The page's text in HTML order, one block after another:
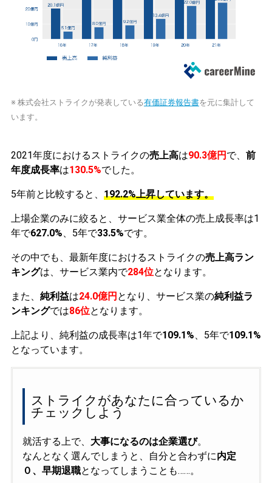
※ 株式会社ストライクが発表している有価証券報告書を元に集計して
います。
2021年度におけるストライクの売上高は90.3億円 で、 前
年度成長率は130.5%でした。
5年前と比較すると、 192.2%上昇しています。
上場企業のみに絞ると、サービス業全体の売上成長率は1
年で627.0%、5年で33.5%です。
その中でも、最新年度におけるストライクの売上高ラン
キングは、サービス業内で284位となります。
また、 純利益は24.0億円 となり、サービス業の純利益ラ
ンキングでは86位となります。
上記より、純利益の成長率は1年で109.1%、5年で109.1%
となっています。
ストライクがあなたに合っているか
チェックしよう
就活する上で、 大事になるのは企業選び。
なんとなく選んでしまうと、自分と合わずに内定
０、早期退職となってしまうことも……。